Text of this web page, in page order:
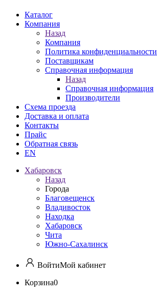
Каталог
Компания
Назад
Компания
Политика конфиденциальности
Поставщикам
Справочная информация
Назад
Справочная информация
Производители
Схема проезда
Доставка и оплата
Контакты
Прайс
Обратная связь
EN
Хабаровск
Назад
Города
Благовещенск
Владивосток
Находка
Хабаровск
Чита
Южно-Сахалинск
ВойтиМой кабинет
Корзина0